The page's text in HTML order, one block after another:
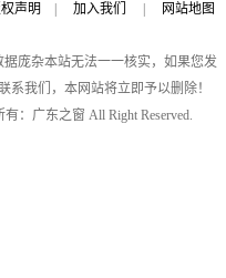
声明 加入我们
网站地图
庞杂本站无法一一核实，如果您发
我们，本网站将立即予以删除！
有：广东之窗 All Right Reserved.